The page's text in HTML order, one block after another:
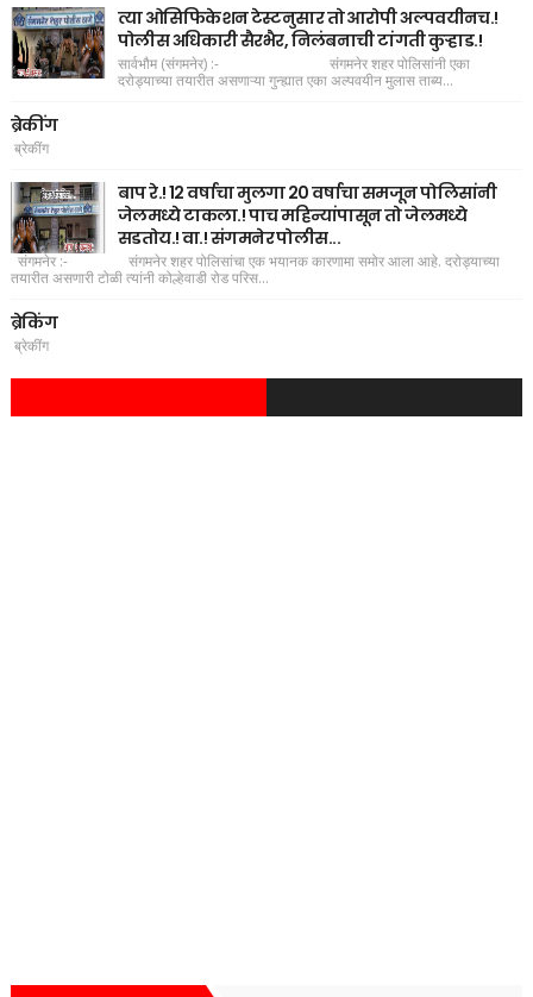
त्या ओसिफिकेशन टेस्टनुसार तो आरोपी अल्पवयीनच.!
पोलीस अधिकारी सैरभैर, निलंबनाची टांगती कुऱ्हाड.!
सार्वभौम (संगमनेर) :- संगमनेर शहर पोलिसांनी एका
दरोड्याच्या तयारीत असणाऱ्या गुन्ह्यात एका अल्पवयीन मुलास ताब्य...
ब्रेकींग
ब्रेकींग
बाप रे.! 12 वर्षाचा मुलगा 20 वर्षाचा समजून पोलिसांनी
जेलमध्ये टाकला.! पाच महिन्यांपासून तो जेलमध्ये
सडतोय.! वा.! संगमनेर पोलीस...
संगमनेर :- संगमनेर शहर पोलिसांचा एक भयानक कारणामा समोर आला आहे. दरोड्याच्या
तयारीत असणारी टोळी त्यांनी कोल्हेवाडी रोड परिस...
ब्रेकिंग
ब्रेकींग